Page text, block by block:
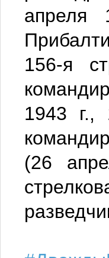
156-я
1943 г.,
(26